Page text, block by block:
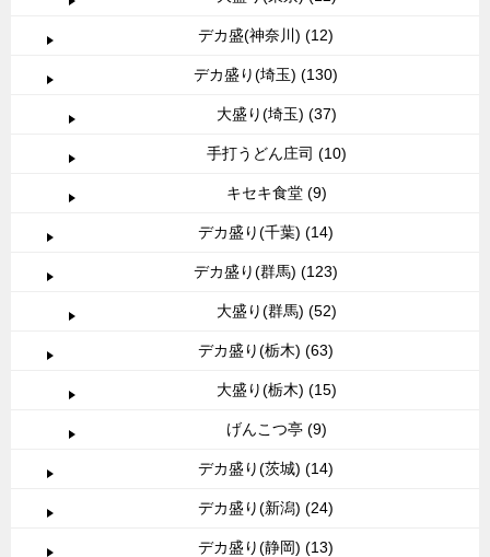
デカ盛(神奈川) (12)
デカ盛り(埼玉) (130)
大盛り(埼玉) (37)
手打うどん庄司 (10)
キセキ食堂 (9)
デカ盛り(千葉) (14)
デカ盛り(群馬) (123)
大盛り(群馬) (52)
デカ盛り(栃木) (63)
大盛り(栃木) (15)
げんこつ亭 (9)
デカ盛り(茨城) (14)
デカ盛り(新潟) (24)
デカ盛り(静岡) (13)